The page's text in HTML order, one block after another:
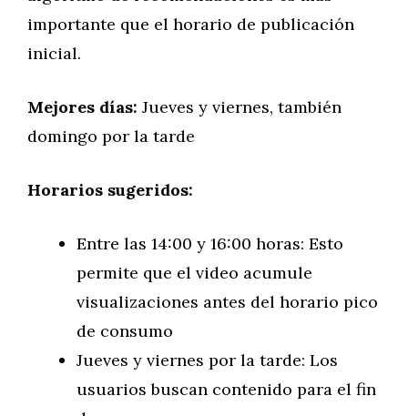
importante que el horario de publicación
inicial.
Mejores días: Jueves y viernes, también
domingo por la tarde
Horarios sugeridos:
Entre las 14:00 y 16:00 horas: Esto
permite que el video acumule
visualizaciones antes del horario pico
de consumo
Jueves y viernes por la tarde: Los
usuarios buscan contenido para el fin